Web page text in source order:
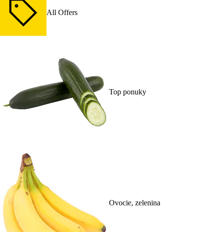
All Offers
Top ponuky
Ovocie, zelenina